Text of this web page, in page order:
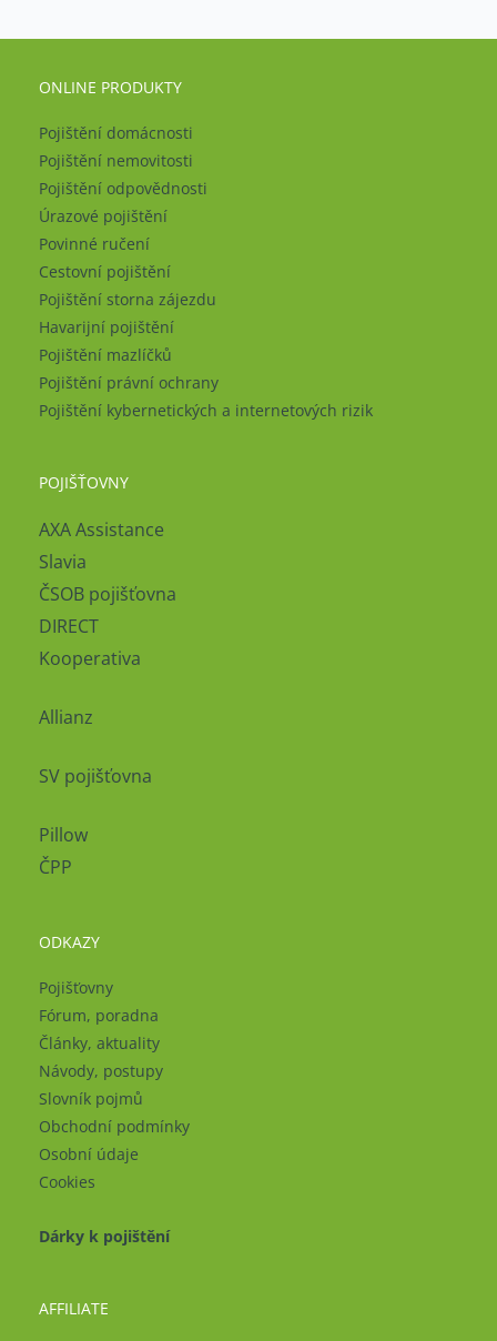
ONLINE PRODUKTY
Pojištění domácnosti
Pojištění nemovitosti
Pojištění odpovědnosti
Úrazové pojištění
Povinné ručení
Cestovní pojištění
Pojištění storna zájezdu
Havarijní pojištění
Pojištění mazlíčků
Pojištění právní ochrany
Pojištění kybernetických a internetových rizik
POJIŠŤOVNY
AXA Assistance
Slavia
ČSOB pojišťovna
DIRECT
Kooperativa
Allianz
SV pojišťovna
Pillow
ČPP
ODKAZY
Pojišťovny
Fórum, poradna
Články, aktuality
Návody, postupy
Slovník pojmů
Obchodní podmínky
Osobní údaje
Cookies
Dárky k pojištění
AFFILIATE